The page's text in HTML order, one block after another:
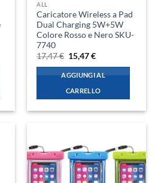
ALL
Caricatore Wireless a Pad
Dual Charging 5W+5W
Colore Rosso e Nero SKU-
7740
17,47€ Il
prezzo
originale
era:
17,47 €.
15,47€Il
attuale
è:
15,47 €.
AGGIUNGI AL
CARRELLO